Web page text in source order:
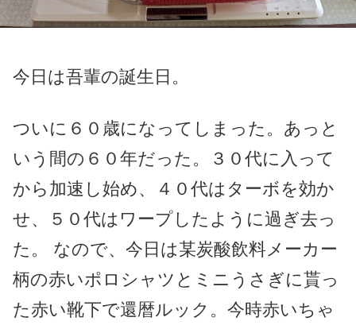
今日は吾輩の誕生日。
ついに６０歳になってしまった。あっと
いう間の６０年だった。３０代に入って
から加速し始め、４０代はターボを効か
せ、５０代はワープしたように過ぎ去っ
た。 なので、今日は某炭酸飲料メーカー
柄の赤いポロシャツとミニうさぎに貰っ
た赤い靴下で還暦ルック。今時赤いちゃ